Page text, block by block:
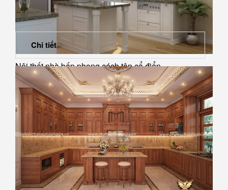
Nội thất nhà bếp phong cách tân cổ điển
Chi tiết